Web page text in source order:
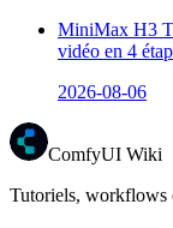
MiniMax H3
vidéo en 4
2026-08-06
ComfyUI Wiki
Tutoriels, workflows